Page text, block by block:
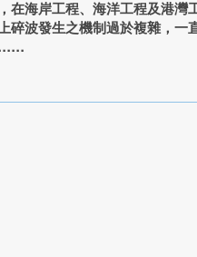
海岸工程、海洋工程及港灣
碎波發生之機制過於複雜，一